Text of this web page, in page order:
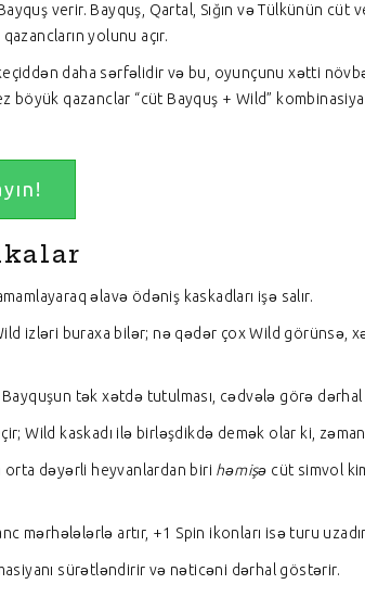
verir. Bayquş, Qartal, Sığın və Tülkünün cüt
yolunu açır.
daha sərfəlidir və bu, oyunçunu xətti
qazanclar “cüt Bayquş + Wild”
əlavə ödəniş kaskadları işə salır.
izləri buraxa bilər; nə qədər çox Wild görünsə,
tək xətdə tutulması, cədvələ görə dərhal
Wild kaskadı ilə birləşdikdə demək olar ki,
orta dəyərli heyvanlardan biri həmişə cüt simvol
mərhələlərlə artır, +1 Spin ikonları isə turu
sürətləndirir və nəticəni dərhal göstərir.